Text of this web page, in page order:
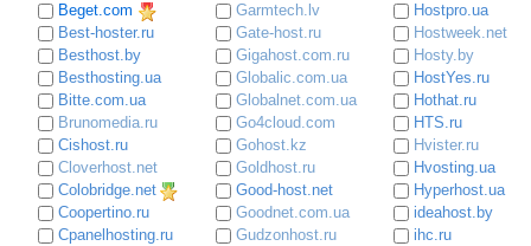
Beget.com
Best-hoster.ru
Besthost.by
Besthosting.ua
Bitte.com.ua
Brunomedia.ru
Cishost.ru
Cloverhost.net
Colobridge.net
Coopertino.ru
Cpanelhosting.ru
Garmtech.lv
Gate-host.ru
Gigahost.com.ru
Globalic.com.ua
Globalnet.com.ua
Go4cloud.com
Gohost.kz
Goldhost.ru
Good-host.net
Goodnet.com.ua
Gudzonhost.ru
Hostpro.ua
Hostweek.net
Hosty.by
HostYes.ru
Hothat.ru
HTS.ru
Hvister.ru
Hvosting.ua
Hyperhost.ua
ideahost.by
ihc.ru